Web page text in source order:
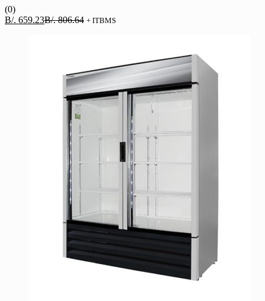
(0)
B/. 659.23El
B/.806.64 El
B/. 806.64.
+ ITBMS